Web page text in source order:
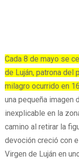
Cada 8 de mayo se
de Luján, patrona del
milagro ocurrido en
una pequeña imagen
inexplicable en la
camino al retirar la
devoción creció con
Virgen de Luján en